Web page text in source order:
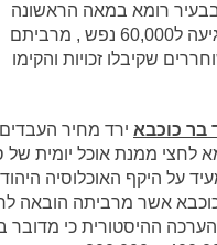
רומא במאה הראשונה
לספירה הגיעה ל60,000 נפש , מרביתם
שקיבלו זכויות והקימו
בר כוכבא ירד מחיר העבדים
לחצי ממנת אוכל יומית של
על היקף האוכלוסיה
אשר מרביתה הובאה
ההיסטורית כי מדובר